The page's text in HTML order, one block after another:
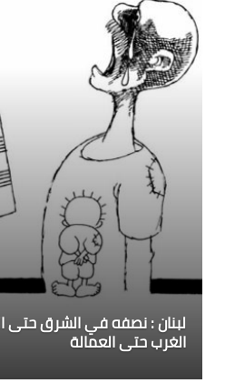
لبنان : نصفه في الشرق حتى
الغرب حتى العمالة